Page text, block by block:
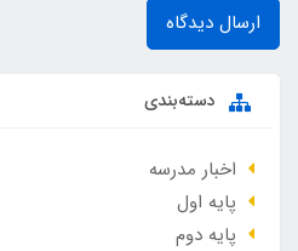
ارسال دیدگاه
دسته‌بندی
اخبار مدرسه
پایه اول
پایه دوم